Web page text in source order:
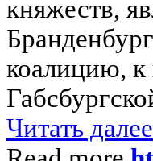
княжеств,
коалицию, к
Читать далее